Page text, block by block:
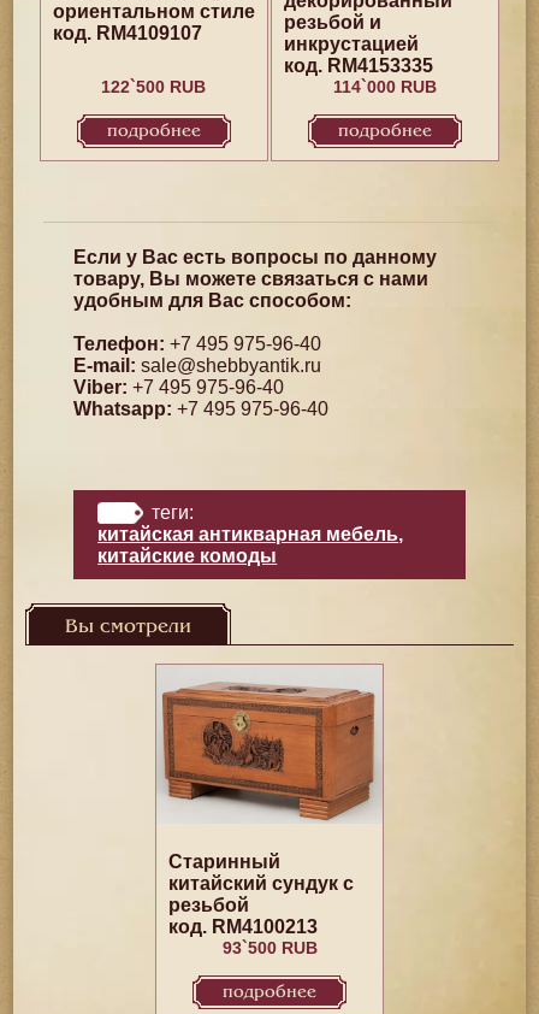
ориентальном стиле
код. RM4109107
122`500 RUB
подробнее
резьбой и
инкрустацией
код. RM4153335
114`000 RUB
подробнее
Если у Вас есть вопросы по данному
товару, Вы можете связаться с нами
удобным для Вас способом:
Телефон: +7 495 975-96-40
E-mail: sale@shebbyantik.ru
Viber: +7 495 975-96-40
Whatsapp: +7 495 975-96-40
теги:
китайская антикварная мебель,
китайские комоды
Вы смотрели
Старинный
китайский сундук с
резьбой
код. RM4100213
93`500 RUB
подробнее